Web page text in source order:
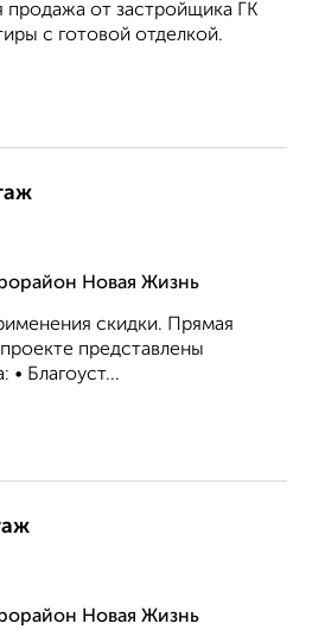
продажа от застройщика ГК
с готовой отделкой.
Новая Жизнь
cкидки. Прямая
представлены
• Благоуст...
Новая Жизнь